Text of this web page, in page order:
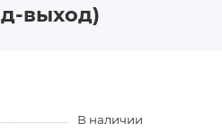
выход)
В наличии